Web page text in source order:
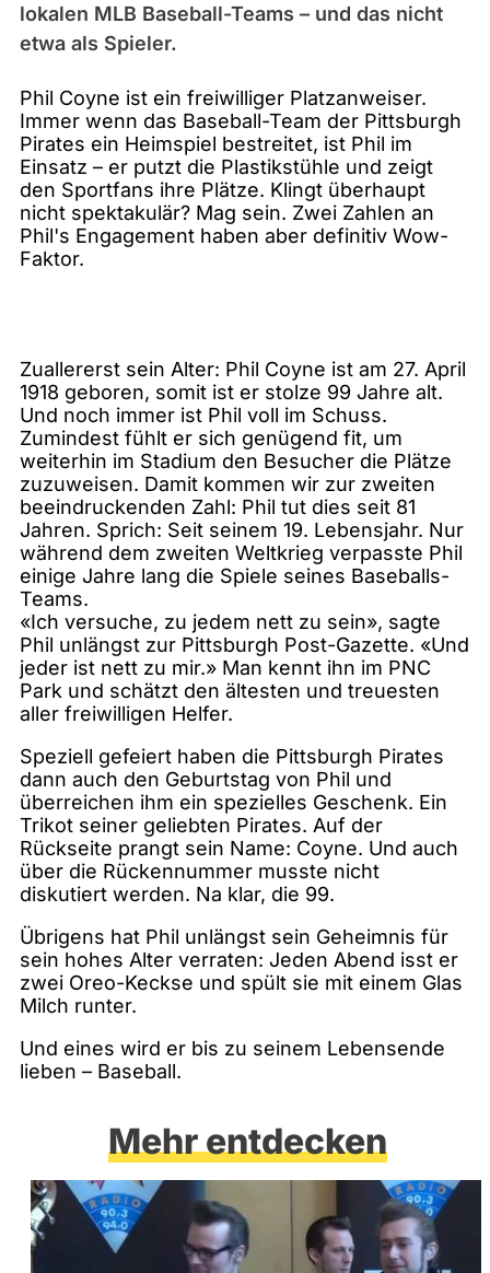
lokalen MLB Baseball-Teams – und das nicht
etwa als Spieler.
Phil Coyne ist ein freiwilliger Platzanweiser.
Immer wenn das Baseball-Team der Pittsburgh
Pirates ein Heimspiel bestreitet, ist Phil im
Einsatz – er putzt die Plastikstühle und zeigt
den Sportfans ihre Plätze. Klingt überhaupt
nicht spektakulär? Mag sein. Zwei Zahlen an
Phil's Engagement haben aber definitiv Wow-
Faktor.
Zuallererst sein Alter: Phil Coyne ist am 27. April
1918 geboren, somit ist er stolze 99 Jahre alt.
Und noch immer ist Phil voll im Schuss.
Zumindest fühlt er sich genügend fit, um
weiterhin im Stadium den Besucher die Plätze
zuzuweisen. Damit kommen wir zur zweiten
beeindruckenden Zahl: Phil tut dies seit 81
Jahren. Sprich: Seit seinem 19. Lebensjahr. Nur
während dem zweiten Weltkrieg verpasste Phil
einige Jahre lang die Spiele seines Baseballs-
Teams.
«Ich versuche, zu jedem nett zu sein», sagte
Phil unlängst zur Pittsburgh Post-Gazette. «Und
jeder ist nett zu mir.» Man kennt ihn im PNC
Park und schätzt den ältesten und treuesten
aller freiwilligen Helfer.
Speziell gefeiert haben die Pittsburgh Pirates
dann auch den Geburtstag von Phil und
überreichen ihm ein spezielles Geschenk. Ein
Trikot seiner geliebten Pirates. Auf der
Rückseite prangt sein Name: Coyne. Und auch
über die Rückennummer musste nicht
diskutiert werden. Na klar, die 99.
Übrigens hat Phil unlängst sein Geheimnis für
sein hohes Alter verraten: Jeden Abend isst er
zwei Oreo-Keckse und spült sie mit einem Glas
Milch runter.
Und eines wird er bis zu seinem Lebensende
lieben – Baseball.
Mehr entdecken